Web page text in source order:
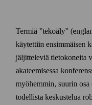
Termiä ”tekoäly”
käytettiin ensimmäisen
jäljitteleviä tieto­koneita
akateemisessa
myöhemmin, suurin
todellista keskustelua